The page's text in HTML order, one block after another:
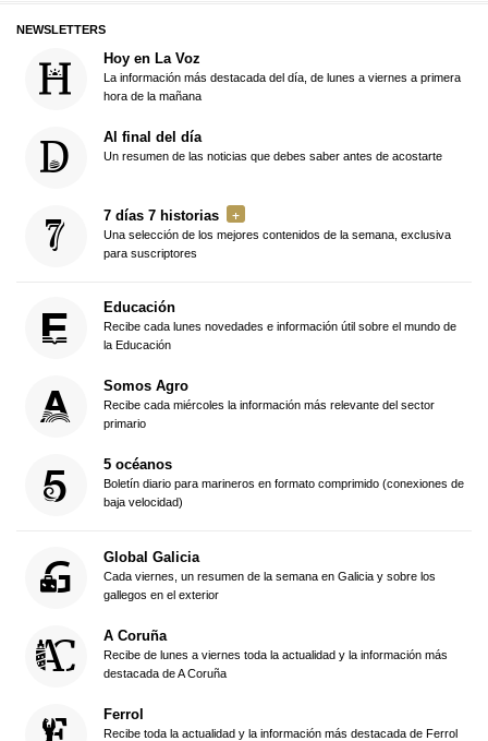
NEWSLETTERS
Hoy en La Voz
La información más destacada del día, de lunes a viernes a primera
hora de la mañana
Al final del día
Un resumen de las noticias que debes saber antes de acostarte
7 días 7 historias
Una selección de los mejores contenidos de la semana, exclusiva
para suscriptores
Educación
Recibe cada lunes novedades e información útil sobre el mundo de
la Educación
Somos Agro
Recibe cada miércoles la información más relevante del sector
primario
5 océanos
Boletín diario para marineros en formato comprimido (conexiones de
baja velocidad)
Global Galicia
Cada viernes, un resumen de la semana en Galicia y sobre los
gallegos en el exterior
A Coruña
Recibe de lunes a viernes toda la actualidad y la información más
destacada de A Coruña
Ferrol
Recibe toda la actualidad y la información más destacada de Ferrol